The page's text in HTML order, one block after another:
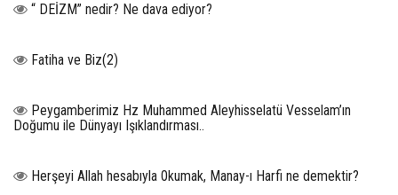
“ DEİZM” nedir? Ne dava ediyor?
Fatiha ve Biz(2)
Peygamberimiz Hz Muhammed Aleyhisselatü Vesselam’ın
Doğumu ile Dünyayı Işıklandırması..
Herşeyi Allah hesabıyla 0kumak, Manay-ı Harfi ne demektir?